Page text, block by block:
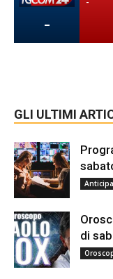
-
GLI ULTIMI
di